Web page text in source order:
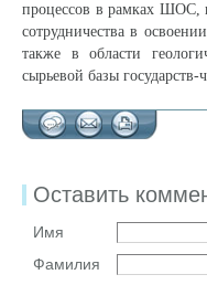
процессов в рамках ШОС,
сотрудничества в
также в области
сырьевой базы
Оставить
Имя
Фамилия